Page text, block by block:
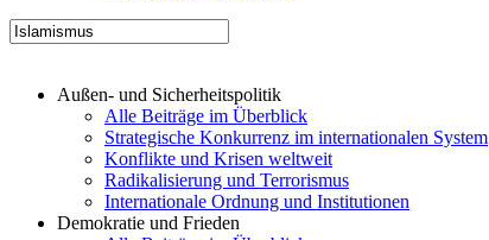
Außen- und Sicherheitspolitik
Alle Beiträge im Überblick
Strategische Konkurrenz im internationalen System
Konflikte und Krisen weltweit
Radikalisierung und Terrorismus
Internationale Ordnung und Institutionen
Demokratie und Frieden